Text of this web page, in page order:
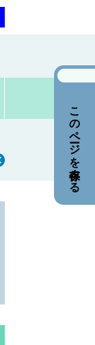
このページを保存する